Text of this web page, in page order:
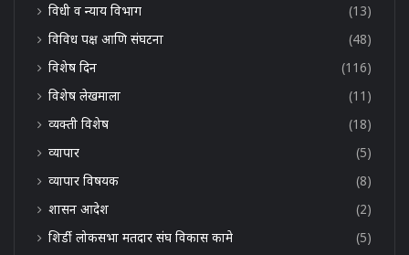
विधी व न्याय विभाग
(13)
विविध पक्ष आणि संघटना
(48)
विशेष दिन
(116)
विशेष लेखमाला
(11)
व्यक्ती विशेष
(18)
व्यापार
(5)
व्यापार विषयक
(8)
शासन आदेश
(2)
शिर्डी लोकसभा मतदार संघ विकास कामे
(5)